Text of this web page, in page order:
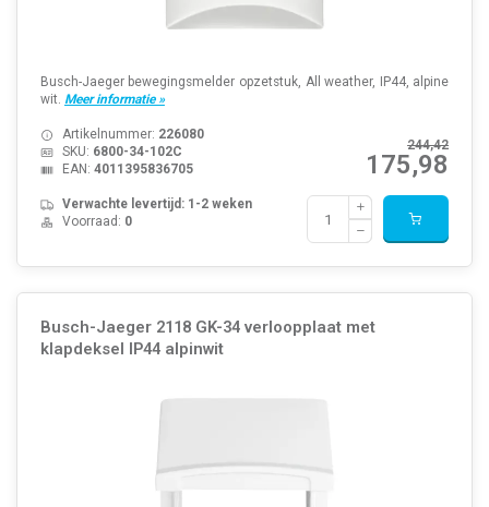
Busch-Jaeger bewegingsmelder opzetstuk, All weather, IP44, alpine
wit. Meer informatie »
244,42
175,98
Artikelnummer: 226080
SKU: 6800-34-102C
EAN: 4011395836705
Verwachte levertijd: 1-2 weken
Voorraad: 0
Busch-Jaeger 2118 GK-34 verloopplaat met
klapdeksel IP44 alpinwit